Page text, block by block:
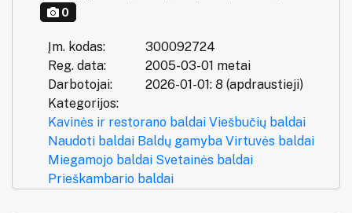
0
Įm. kodas:
300092724
Reg. data:
2005-03-01 metai
Darbotojai:
2026-01-01: 8 (apdraustieji)
Kategorijos:
Kavinės ir restorano baldai Viešbučių baldai
Naudoti baldai Baldų gamyba Virtuvės baldai
Miegamojo baldai Svetainės baldai
Prieškambario baldai